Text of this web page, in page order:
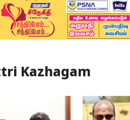
Kazhagam